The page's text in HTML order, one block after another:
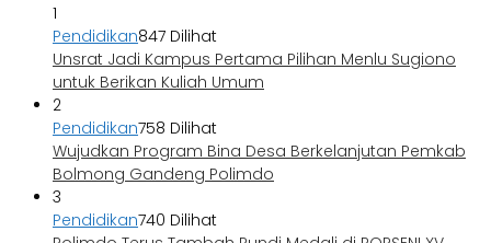
1
Pendidikan847 Dilihat
Unsrat Jadi Kampus Pertama Pilihan Menlu Sugiono
untuk Berikan Kuliah Umum
2
Pendidikan758 Dilihat
Wujudkan Program Bina Desa Berkelanjutan Pemkab
Bolmong Gandeng Polimdo
3
Pendidikan740 Dilihat